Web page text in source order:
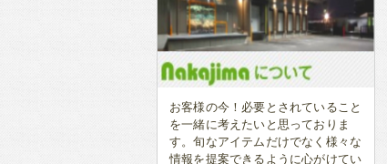
お客様の今！必要とされていること
を一緒に考えたいと思っておりま
す。旬なアイテムだけでなく様々な
情報を提案できるように心がけてい